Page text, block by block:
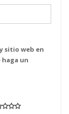
sitio web en
haga un